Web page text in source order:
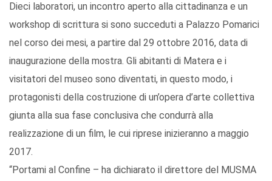
Dieci laboratori, un incontro aperto alla cittadinanza e un
workshop di scrittura si sono succeduti a Palazzo Pomarici
nel corso dei mesi, a partire dal 29 ottobre 2016, data di
inaugurazione della mostra. Gli abitanti di Matera e i
visitatori del museo sono diventati, in questo modo, i
protagonisti della costruzione di un’opera d’arte collettiva
giunta alla sua fase conclusiva che condurrà alla
realizzazione di un film, le cui riprese inizieranno a maggio
2017.
“Portami al Confine – ha dichiarato il direttore del MUSMA